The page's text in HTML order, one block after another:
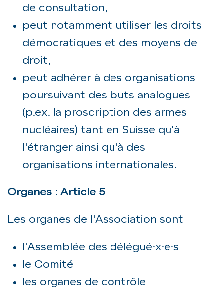
de consultation,
peut notamment utiliser les droits
démocratiques et des moyens de
droit,
peut adhérer à des organisations
poursuivant des buts analogues
(p.ex. la proscription des armes
nucléaires) tant en Suisse qu'à
l'étranger ainsi qu'à des
organisations internationales.
Organes : Article 5
Les organes de l'Association sont
l'Assemblée des délégué·x·e·s
le Comité
les organes de contrôle